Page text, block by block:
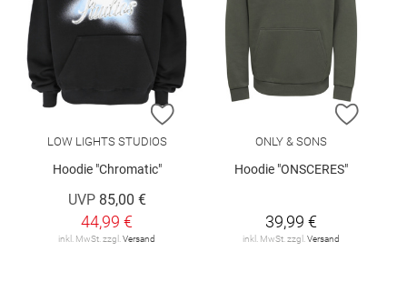
ZUR WUNSCHLISTE HINZUFÜGEN
LOW LIGHTS STUDIOS
Hoodie "Chromatic"
UVP 85,00 €
44,99 €
inkl. MwSt. zzgl. Versand
ZUR
ONLY & SONS
Hoodie "ONSCERES"
39,99 €
inkl. MwSt. zzgl. Versand